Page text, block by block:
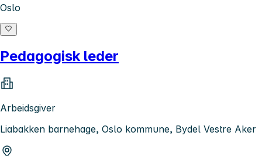
Oslo
Pedagogisk leder
Arbeidsgiver
Liabakken barnehage, Oslo kommune, Bydel Vestre Aker